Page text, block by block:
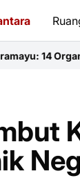
Pers